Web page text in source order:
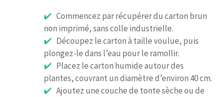
Commencez par récupérer du carton brun
non imprimé, sans colle industrielle.
Découpez le carton à taille voulue, puis
plongez-le dans l’eau pour le ramollir.
Placez le carton humide autour des
plantes, couvrant un diamètre d’environ 40 cm.
Ajoutez une couche de tonte sèche ou de